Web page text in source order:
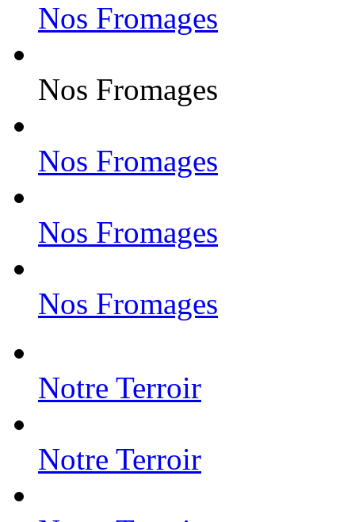
Nos Fromages
Nos Fromages
Nos Fromages
Nos Fromages
Nos Fromages
Notre Terroir
Notre Terroir